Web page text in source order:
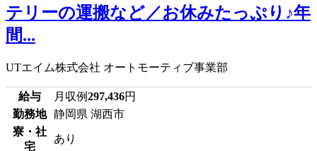
テリーの運搬など／お休みたっぷり♪年
間...
UTエイム株式会社 オートモーティブ事業部
給与 月収例297,436円
勤務地
静岡県 湖西市
寮・社
宅
あり